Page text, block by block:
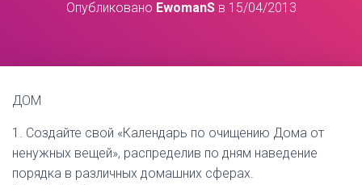
Опубликовано EwomanSв 15/04/2013
ДОМ
1. Создайте свой «Календарь по очищению Дома от
ненужных вещей», распределив по дням наведение
порядка в различных домашних сферах.